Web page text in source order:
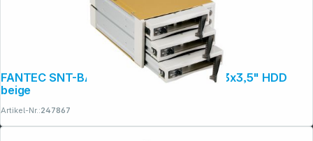
FANTEC SNT-BA2131-2 SATA 2x5,25 für 3x3,5" HDD
beige
Artikel-Nr.:247867